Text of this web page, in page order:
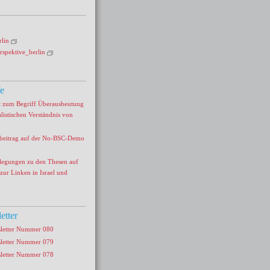
zum Begriff Überausbeutung
Verständnis von
auf der No-BSC-Demo
zu den Thesen auf
Linken in Israel und
Nummer 080
Nummer 079
Nummer 078